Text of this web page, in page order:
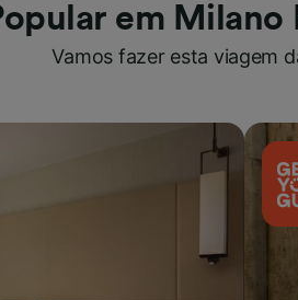
em
Vamos fazer esta viagem